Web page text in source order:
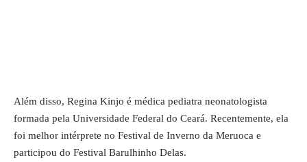
Além disso, Regina Kinjo é médica pediatra neonatologista
formada pela Universidade Federal do Ceará. Recentemente, ela
foi melhor intérprete no Festival de Inverno da Meruoca e
participou do Festival Barulhinho Delas.